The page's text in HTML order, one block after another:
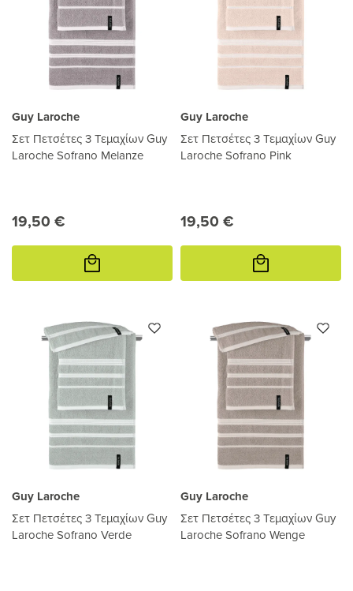
Guy Laroche
Σετ Πετσέτες 3 Τεμαχίων Guy
Laroche Sofrano Melanze
19,50 €
Προσθήκη
καλάθι
Guy Laroche
Σετ Πετσέτες 3 Τεμαχίων Guy
Laroche Sofrano Pink
19,50 €
Προσθήκη
καλάθι
Guy Laroche
Σετ Πετσέτες 3 Τεμαχίων Guy
Laroche Sofrano Verde
Guy Laroche
Σετ Πετσέτες 3 Τεμαχίων Guy
Laroche Sofrano Wenge